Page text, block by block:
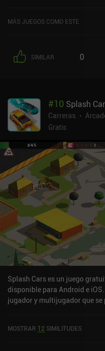
MÁS JUEGOS COMO ESTE
SIMILAR 0
#10 Splash
Carreras
Gratis
Splash Cars es un juego
disponible para Android e
jugador y multijugador que
en noviembre de 2015 y tiene
MOSTRAR 12 SIMILITUDES